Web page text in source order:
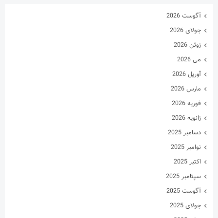
آگوست 2026
جولای 2026
ژوئن 2026
می 2026
آوریل 2026
مارس 2026
فوریه 2026
ژانویه 2026
دسامبر 2025
نوامبر 2025
اکتبر 2025
سپتامبر 2025
آگوست 2025
جولای 2025